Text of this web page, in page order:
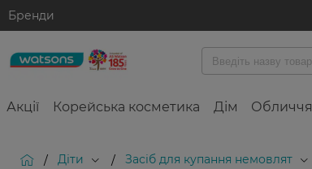
Бренди
Акції Корейська косметика Дім Обличчя
/ Діти / Засіб для купання немовлят